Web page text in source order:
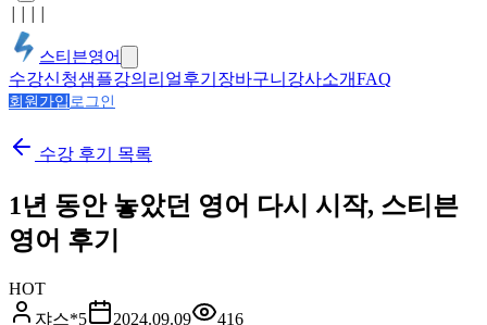
스티븐영어
수강신청샘플강의 리얼후기 장바구니 강사소개FAQ
회원가입 로그인
수강 후기 목록
1년 동안 놓았던 영어 다시 시작, 스티븐
영어 후기
HOT
쟈스*5
2024.09.09 416